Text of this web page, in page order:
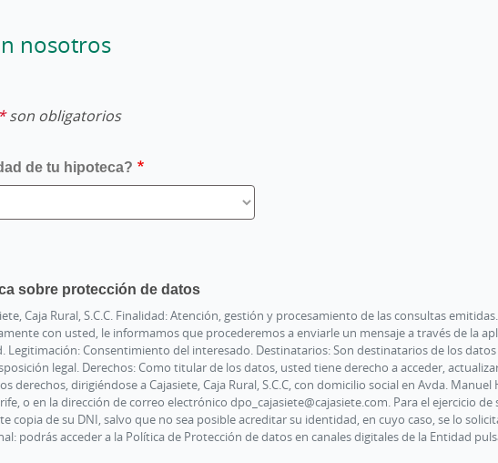
nosotros
*son obligatorios
de tu hipoteca?
sobre protección de datos
Caja Rural, S.C.C. Finalidad: Atención, gestión y procesamiento de las consultas
con usted, le informamos que procederemos a enviarle un mensaje a través de la
Legitimación: Consentimiento del interesado. Destinatarios: Son destinatarios de los
legal. Derechos: Como titular de los datos, usted tiene derecho a acceder,
derechos, dirigiéndose a Cajasiete, Caja Rural, S.C.C, con domicilio social en Avda. Manuel
o en la dirección de correo electrónico dpo_cajasiete@cajasiete.com. Para el ejercicio de
copia de su DNI, salvo que no sea posible acreditar su identidad, en cuyo caso, se lo
podrás acceder a la Política de Protección de datos en canales digitales de la Entidad